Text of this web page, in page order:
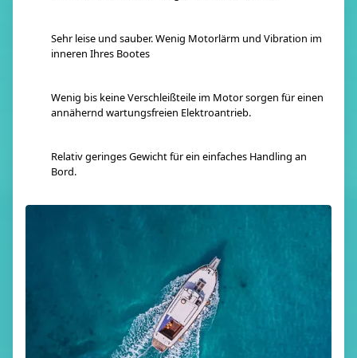
Sehr leise und sauber. Wenig Motorlärm und Vibration im
inneren Ihres Bootes
Wenig bis keine Verschleißteile im Motor sorgen für einen
annähernd wartungsfreien Elektroantrieb.
Relativ geringes Gewicht für ein einfaches Handling an
Bord.